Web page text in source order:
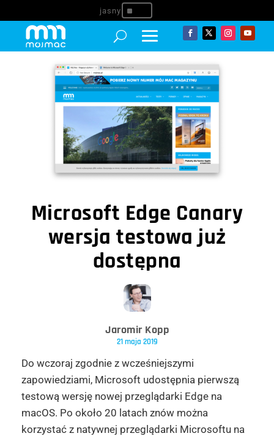
^
Microsoft Edge Canary
wersja testowa już
dostępna
Jaromir Kopp
21 maja 2019
Do wczoraj zgodnie z wcześniejszymi
zapowiedziami, Microsoft udostępnia pierwszą
testową wersję nowej przeglądarki Edge na
macOS. Po około 20 latach znów można
korzystać z natywnej przeglądarki Microsoftu na